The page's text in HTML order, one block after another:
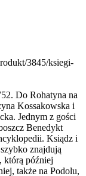
3845/ksiegi-
Do Rohatyna na
Kossakowska i
Jednym z gości
Benedykt
Ksiądz i
znajdują
którą później
także na Podolu,